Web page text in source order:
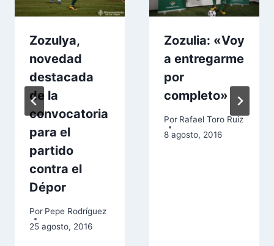
Zozulya,
novedad
destacada
de la
convocatoria
para el
partido
contra el
Dépor
Por Pepe Rodríguez
25 agosto, 2016
Zozulia: «Voy
a entregarme
por
completo»
Por Rafael Toro Ruiz
8 agosto, 2016